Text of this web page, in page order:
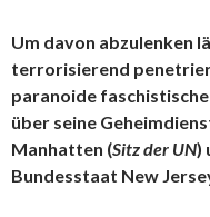
Um davon abzulenken
terrorisierend
paranoide
über seine
Manhatten (Sitz der UN)
Bundesstaat New